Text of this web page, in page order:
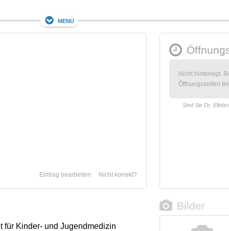
Menü
Nicht korrekt?
Eintrag bearbeiten
Nicht hinterlegt.
Öffnungszeiten
Sind Sie Dr.
für Kinder- und Jugendmedizin
Bilder